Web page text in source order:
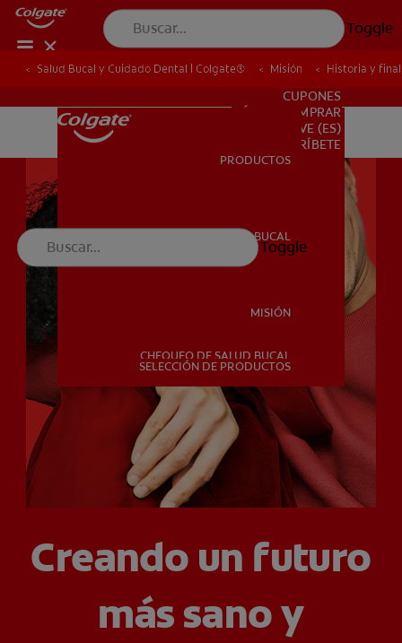
Toggle
PRODUCTOS
SALUD BUCAL
CHEQUEO DE SALUD BUCAL
SELECCIÓN DE PRODUCTOS
CUPONES
DÓNDE COMPRAR
PARA PROFESIONALES
CUPONES
DÓNDE COMPRAR
VE (ES)
SUSCRÍBETE
PRODUCTOS
SALUD BUCAL
MISIÓN
CHEQUEO DE SALUD BUCAL
SELECCIÓN DE PRODUCTOS
Toggle
Salud Bucal y Cuidado Dental | Colgate® Misión Historia y
Salud Bucal y Cuidado Dental | Colgate® Misión Historia y
Creando un futuro
más sano y